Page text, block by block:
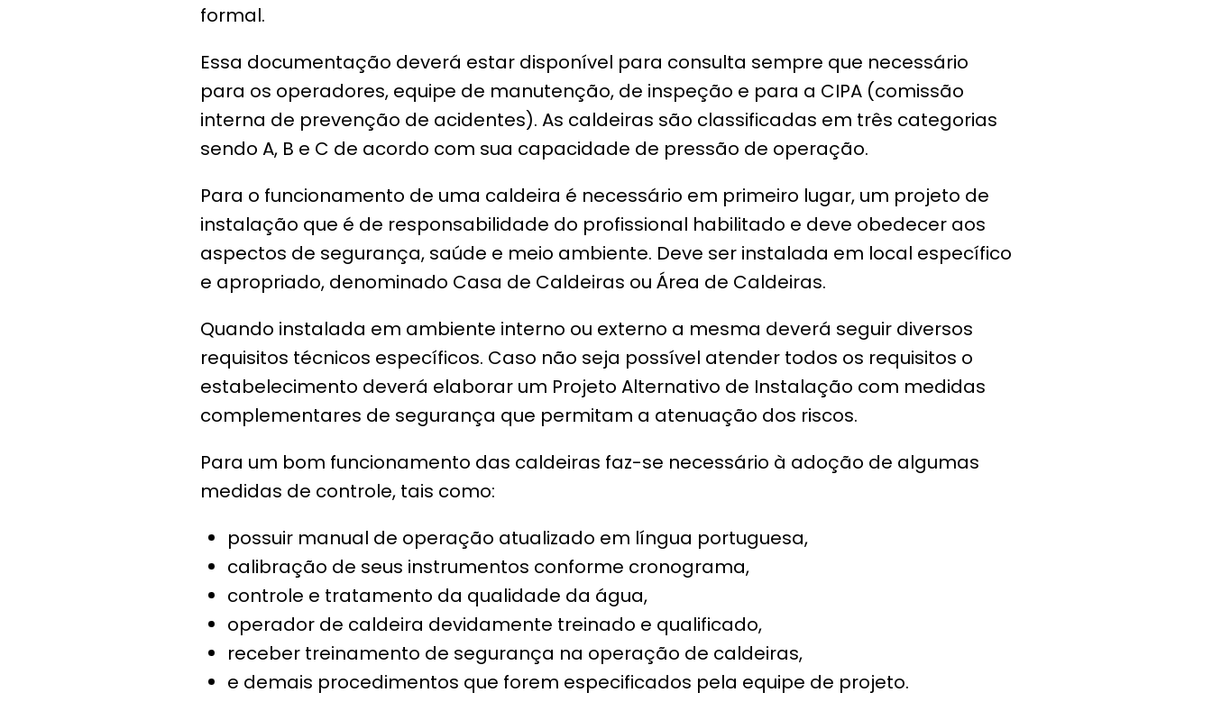
formal.
Essa documentação deverá estar disponível para consulta sempre que necessário
para os operadores, equipe de manutenção, de inspeção e para a CIPA (comissão
interna de prevenção de acidentes). As caldeiras são classificadas em três categorias
sendo A, B e C de acordo com sua capacidade de pressão de operação.
Para o funcionamento de uma caldeira é necessário em primeiro lugar, um projeto de
instalação que é de responsabilidade do profissional habilitado e deve obedecer aos
aspectos de segurança, saúde e meio ambiente. Deve ser instalada em local específico
e apropriado, denominado Casa de Caldeiras ou Área de Caldeiras.
Quando instalada em ambiente interno ou externo a mesma deverá seguir diversos
requisitos técnicos específicos. Caso não seja possível atender todos os requisitos o
estabelecimento deverá elaborar um Projeto Alternativo de Instalação com medidas
complementares de segurança que permitam a atenuação dos riscos.
Para um bom funcionamento das caldeiras faz-se necessário à adoção de algumas
medidas de controle, tais como:
possuir manual de operação atualizado em língua portuguesa,
calibração de seus instrumentos conforme cronograma,
controle e tratamento da qualidade da água,
operador de caldeira devidamente treinado e qualificado,
receber treinamento de segurança na operação de caldeiras,
e demais procedimentos que forem especificados pela equipe de projeto.